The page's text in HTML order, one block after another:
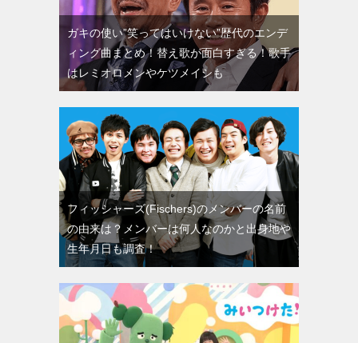
ガキの使い”笑ってはいけない”歴代のエンデ
ィング曲まとめ！替え歌が面白すぎる！歌手
はレミオロメンやケツメイシも
フィッシャーズ(Fischers)のメンバーの名前
の由来は？メンバーは何人なのかと出身地や
生年月日も調査！